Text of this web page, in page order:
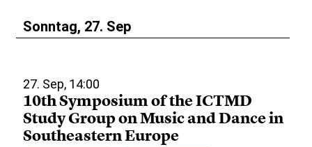
Sonntag, 27. Sep
27. Sep, 14:00
10th Symposium of the ICTMD
Study Group on Music and Dance in
Southeastern Europe